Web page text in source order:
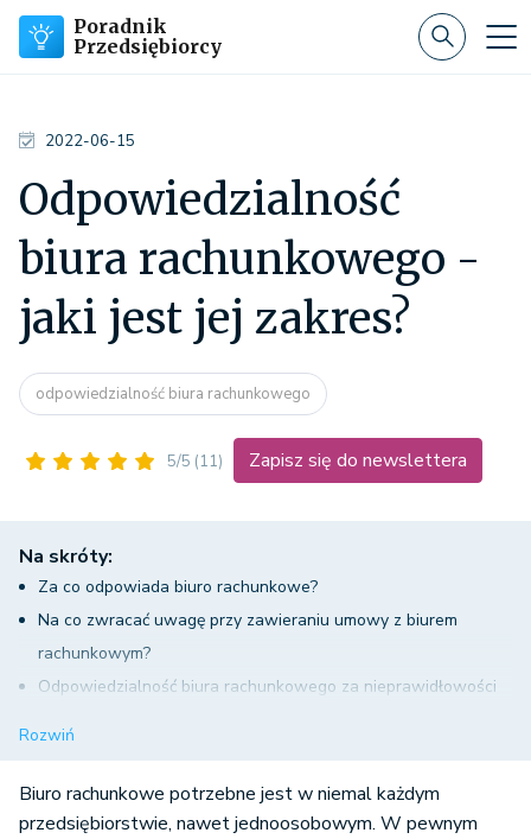
Poradnik
Przedsiębiorcy
2022-06-15
Odpowiedzialność
biura rachunkowego -
jaki jest jej zakres?
odpowiedzialność biura rachunkowego
5/5 (11) Zapisz się do newslettera
Na skróty:
Za co odpowiada biuro rachunkowe?
Na co zwracać uwagę przy zawieraniu umowy z biurem
rachunkowym?
Odpowiedzialność biura rachunkowego za nieprawidłowości
będącego na samozatrudnieniu
Czy ubezpieczenie od odpowiedzialności cywilnej zmniejsza
Rozwiń
Biuro rachunkowe potrzebne jest w niemal każdym
przedsiębiorstwie, nawet jednoosobowym. W pewnym